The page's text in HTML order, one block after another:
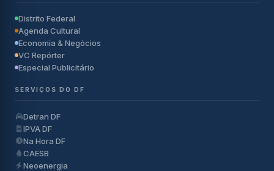
Distrito Federal
Agenda Cultural
Economia & Negócios
VC Repórter
Especial Publicitário
SERVIÇOS DO DF
Detran DF
IPVA DF
Na Hora DF
CAESB
Neoenergia